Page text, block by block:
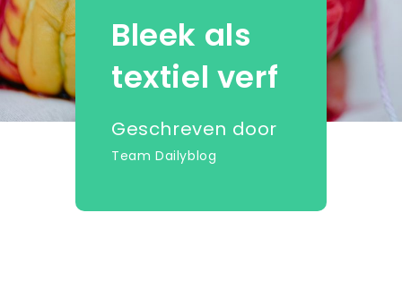
Bleek als
textiel verf
Geschreven door
Team Dailyblog